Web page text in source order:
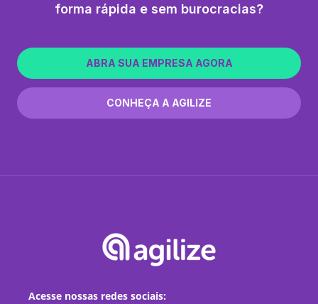
forma rápida e sem burocracias?
ABRA SUA EMPRESA AGORA
CONHEÇA A AGILIZE
Acesse nossas redes sociais: